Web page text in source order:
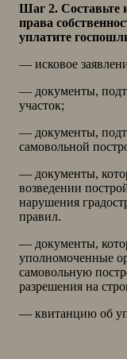
Шаг 2. Составьте
права
уплатите
— исковое
— документы,
участок;
— документы,
самовольной
— документы,
возведении
нарушения
правил.
— документы,
уполномоченные
самовольную
разрешения на
— квитанцию об